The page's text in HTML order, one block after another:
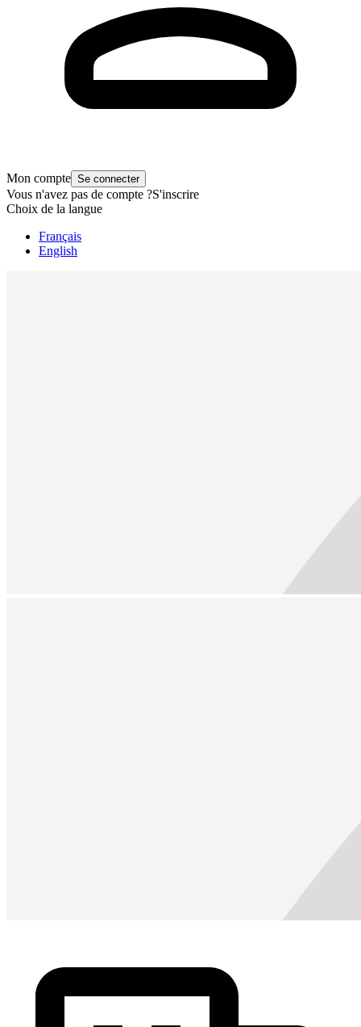
Mon compte Se connecter
Vous n'avez pas de compte ?S'inscrire
Choix de la langue
Français
English